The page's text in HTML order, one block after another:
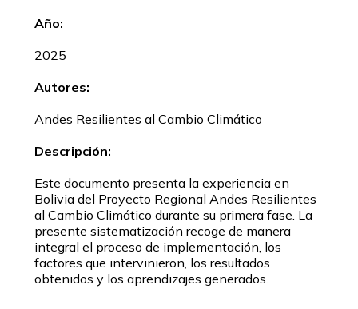
Año:
2025
Autores:
Andes Resilientes al Cambio Climático
Descripción:
Este documento presenta la experiencia en
Bolivia del Proyecto Regional Andes Resilientes
al Cambio Climático durante su primera fase. La
presente sistematización recoge de manera
integral el proceso de implementación, los
factores que intervinieron, los resultados
obtenidos y los aprendizajes generados.